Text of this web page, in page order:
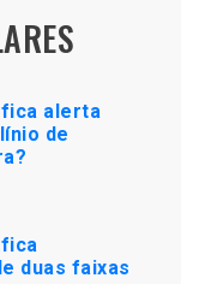
alerta
de
duas faixas